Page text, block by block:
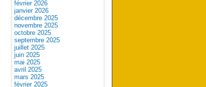
février 2026
janvier 2026
décembre 2025
novembre 2025
octobre 2025
septembre 2025
juillet 2025
juin 2025
mai 2025
avril 2025
mars 2025
février 2025